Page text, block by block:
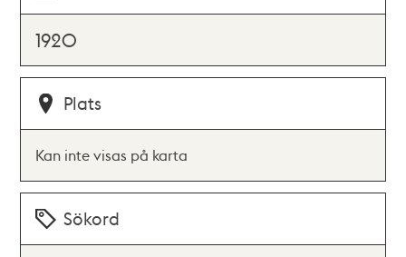
1920
Plats
Kan inte visas på karta
Sökord